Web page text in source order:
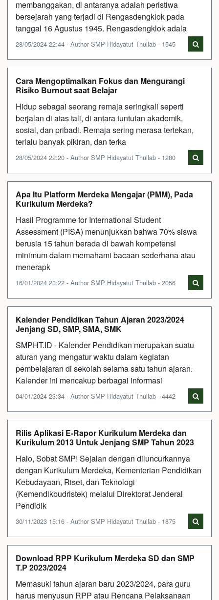
membanggakan, di antaranya adalah peristiwa
bersejarah yang terjadi di Rengasdengklok pada
tanggal 16 Agustus 1945. Rengasdengklok adala
28/05/2024 22:44 - Author SMP Hidayatut Thullab - 1545
Cara Mengoptimalkan Fokus dan Mengurangi
Risiko Burnout saat Belajar
Hidup sebagai seorang remaja seringkali seperti
berjalan di atas tali, di antara tuntutan akademik,
sosial, dan pribadi. Remaja sering merasa tertekan,
terlalu banyak pikiran, dan terka
28/05/2024 22:20 - Author SMP Hidayatut Thullab - 1280
Apa Itu Platform Merdeka Mengajar (PMM), Pada
Kurikulum Merdeka?
Hasil Programme for International Student
Assessment (PISA) menunjukkan bahwa 70% siswa
berusia 15 tahun berada di bawah kompetensi
minimum dalam memahami bacaan sederhana atau
menerapk
16/01/2024 23:22 - Author SMP Hidayatut Thullab - 2056
Kalender Pendidikan Tahun Ajaran 2023/2024
Jenjang SD, SMP, SMA, SMK
SMPHT.ID - Kalender Pendidikan merupakan suatu
aturan yang mengatur waktu dalam kegiatan
pembelajaran di sekolah selama satu tahun ajaran.
Kalender ini mencakup berbagai informasi
04/01/2024 23:34 - Author SMP Hidayatut Thullab - 4442
Rilis Aplikasi E-Rapor Kurikulum Merdeka dan
Kurikulum 2013 Untuk Jenjang SMP Tahun 2023
Halo, Sobat SMP! Sejalan dengan diluncurkannya
dengan Kurikulum Merdeka, Kementerian Pendidikan
Kebudayaan, Riset, dan Teknologi
(Kemendikbudristek) melalui Direktorat Jenderal
Pendidik
30/11/2023 15:16 - Author SMP Hidayatut Thullab - 1875
Download RPP Kurikulum Merdeka SD dan SMP
T.P 2023/2024
Memasuki tahun ajaran baru 2023/2024, para guru
harus menyusun RPP atau Rencana Pelaksanaan